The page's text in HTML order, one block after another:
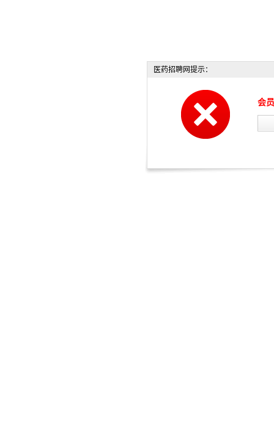
医药招聘网提示：
会